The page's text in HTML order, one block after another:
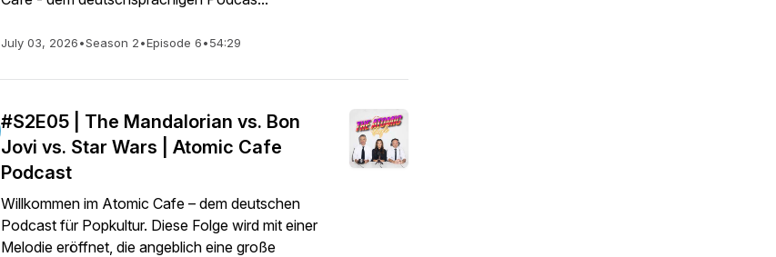
July 03, 2026•Season 2•Episode 6•54:29
#S2E05 | The Mandalorian vs. Bon
Jovi vs. Star Wars | Atomic Cafe
Podcast
Willkommen im Atomic Cafe – dem deutschen
Podcast für Popkultur. Diese Folge wird mit einer
Melodie eröffnet, die angeblich eine große